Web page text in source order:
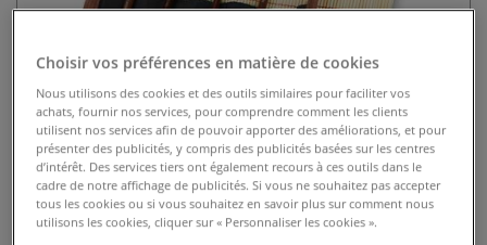
Choisir vos préférences en matière de cookies
Nous utilisons des cookies et des outils similaires pour faciliter vos
achats, fournir nos services, pour comprendre comment les clients
utilisent nos services afin de pouvoir apporter des améliorations, et pour
présenter des publicités, y compris des publicités basées sur les centres
d’intérêt. Des services tiers ont également recours à ces outils dans le
cadre de notre affichage de publicités. Si vous ne souhaitez pas accepter
tous les cookies ou si vous souhaitez en savoir plus sur comment nous
utilisons les cookies, cliquer sur « Personnaliser les cookies ».